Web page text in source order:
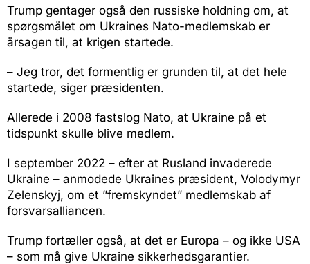
Trump gentager også den russiske holdning om, at
spørgsmålet om Ukraines Nato-medlemskab er
årsagen til, at krigen startede.
– Jeg tror, det formentlig er grunden til, at det hele
startede, siger præsidenten.
Allerede i 2008 fastslog Nato, at Ukraine på et
tidspunkt skulle blive medlem.
I september 2022 – efter at Rusland invaderede
Ukraine – anmodede Ukraines præsident, Volodymyr
Zelenskyj, om et ”fremskyndet” medlemskab af
forsvarsalliancen.
Trump fortæller også, at det er Europa – og ikke USA
– som må give Ukraine sikkerhedsgarantier.